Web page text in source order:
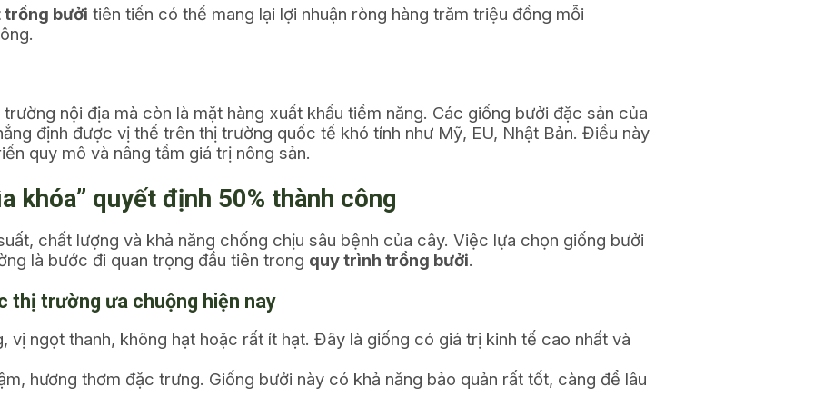
bưởi tiên tiến có thể mang lại lợi nhuận ròng hàng trăm triệu đồng mỗi
nội địa mà còn là mặt hàng xuất khẩu tiềm năng. Các giống bưởi đặc sản của
định được vị thế trên thị trường quốc tế khó tính như Mỹ, EU, Nhật Bản. Điều này
quy mô và nâng tầm giá trị nông sản.
khóa” quyết định 50% thành công
chất lượng và khả năng chống chịu sâu bệnh của cây. Việc lựa chọn giống bưởi
là bước đi quan trọng đầu tiên trong quy trình trồng bưởi.
thị trường ưa chuộng hiện nay
ngọt thanh, không hạt hoặc rất ít hạt. Đây là giống có giá trị kinh tế cao nhất và
hương thơm đặc trưng. Giống bưởi này có khả năng bảo quản rất tốt, càng để lâu